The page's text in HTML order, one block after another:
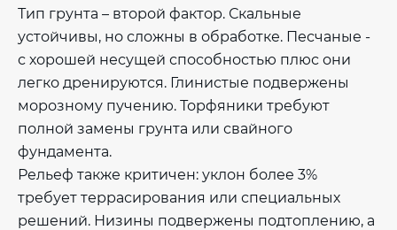
Тип грунта – второй фактор. Скальные
устойчивы, но сложны в обработке. Песчаные -
с хорошей несущей способностью плюс они
легко дренируются. Глинистые подвержены
морозному пучению. Торфяники требуют
полной замены грунта или свайного
фундамента.
Рельеф также критичен: уклон более 3%
требует террасирования или специальных
решений. Низины подвержены подтоплению, а